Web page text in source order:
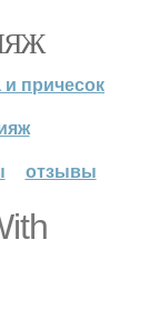
причесок
отзывы